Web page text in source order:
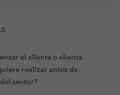
el cliente o clienta
realizar antes de
sector?